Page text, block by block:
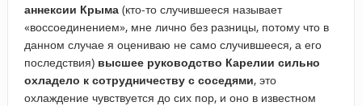
аннексии Крыма(кто-то случившееся называет
«воссоединением», мне лично без разницы, потому что в
данном случае я оцениваю не само случившееся, а его
последствия) высшее руководство Карелии сильно
охладело к сотрудничеству с соседями, это
охлаждение чувствуется до сих пор, и оно в известном